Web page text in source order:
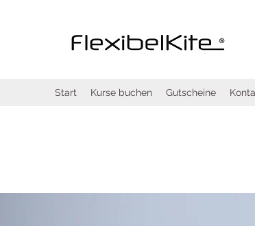
Start Kurse buchen Gutscheine